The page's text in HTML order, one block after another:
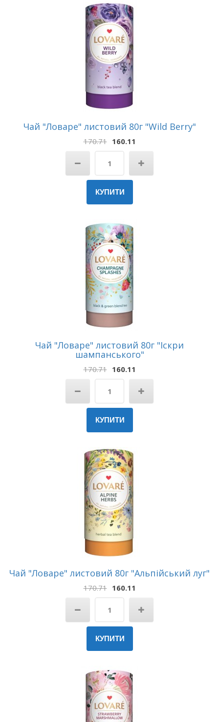
Чай "Ловаре" листовий 80г "Wild Berry"
170.71 160.11
КУПИТИ
Чай "Ловаре" листовий 80г "Іскри
шампанського"
170.71 160.11
КУПИТИ
Чай "Ловаре" листовий 80г "Альпійський луг"
170.71 160.11
КУПИТИ